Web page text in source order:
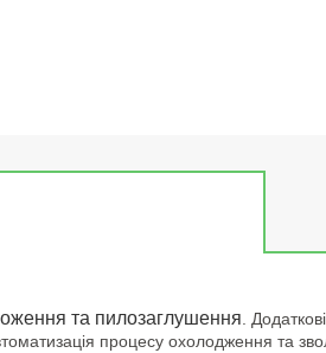
та пилозаглушення .
процесу охолодження та